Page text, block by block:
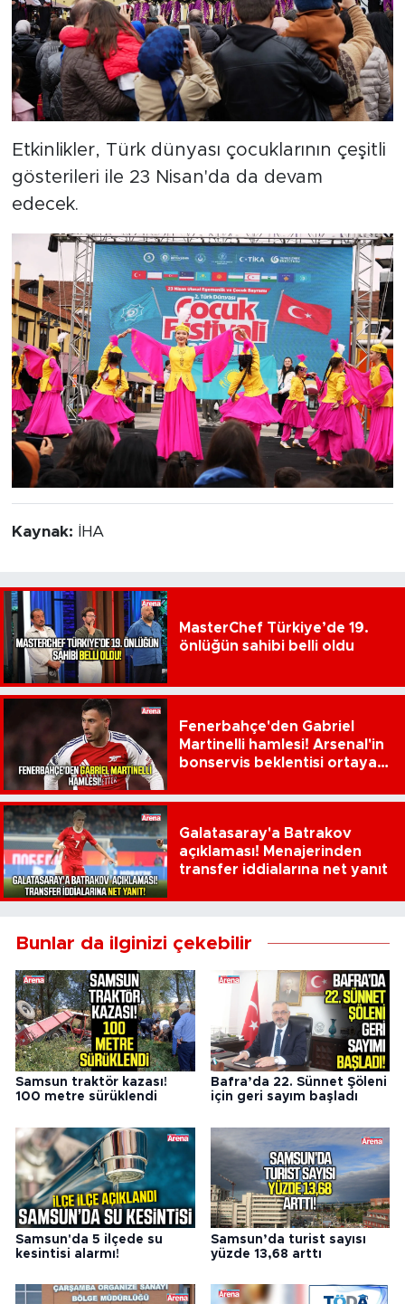
Etkinlikler, Türk dünyası çocuklarının çeşitli
gösterileri ile 23 Nisan'da da devam
edecek.
Kaynak: İHA
MasterChef Türkiye’de 19.
önlüğün sahibi belli oldu
Fenerbahçe'den Gabriel
Martinelli hamlesi! Arsenal'in
bonservis beklentisi ortaya
Galatasaray'a Batrakov
açıklaması! Menajerinden
transfer iddialarına net yanıt
Bunlar da ilginizi çekebilir
Samsun traktör kazası!
100 metre sürüklendi
Bafra’da 22. Sünnet Şöleni
için geri sayım başladı
Samsun'da 5 ilçede su
kesintisi alarmı!
Samsun’da turist sayısı
yüzde 13,68 arttı